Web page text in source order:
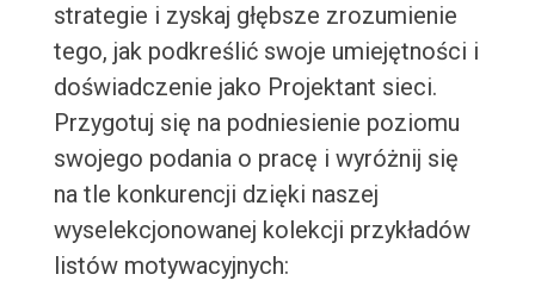
strategie i zyskaj głębsze zrozumienie
tego, jak podkreślić swoje umiejętności i
doświadczenie jako Projektant sieci.
Przygotuj się na podniesienie poziomu
swojego podania o pracę i wyróżnij się
na tle konkurencji dzięki naszej
wyselekcjonowanej kolekcji przykładów
listów motywacyjnych: